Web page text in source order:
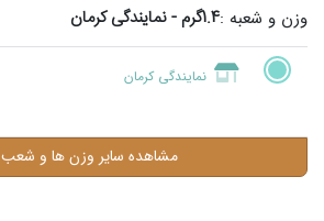
وزن و شعبه :1.4گرم - نمایندگی کرمان
نمایندگی کرمان
مشاهده سایر وزن ها و شعب